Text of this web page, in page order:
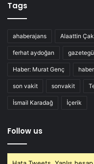
Tags
ahaberajans Alaattin
ferhat aydoğan
Haber: Murat Genç
son vakit sonvakit
İsmail Karadağ İçerik
Follow us